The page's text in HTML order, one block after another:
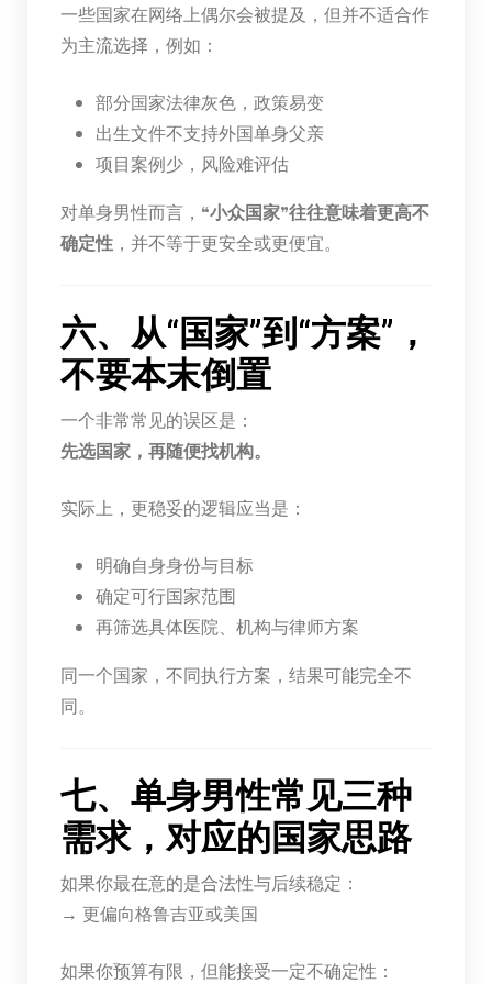
一些国家在网络上偶尔会被提及，但并不适合作
为主流选择，例如：
部分国家法律灰色，政策易变
出生文件不支持外国单身父亲
项目案例少，风险难评估
对单身男性而言， “小众国家”往往意味着更高不
确定性，并不等于更安全或更便宜。
六、从“国家”到“方案”，
不要本末倒置
一个非常常见的误区是：
先选国家，再随便找机构。
实际上，更稳妥的逻辑应当是：
明确自身身份与目标
确定可行国家范围
再筛选具体医院、机构与律师方案
同一个国家，不同执行方案，结果可能完全不
同。
七、单身男性常见三种
需求，对应的国家思路
如果你最在意的是合法性与后续稳定：
→ 更偏向格鲁吉亚或美国
如果你预算有限，但能接受一定不确定性：